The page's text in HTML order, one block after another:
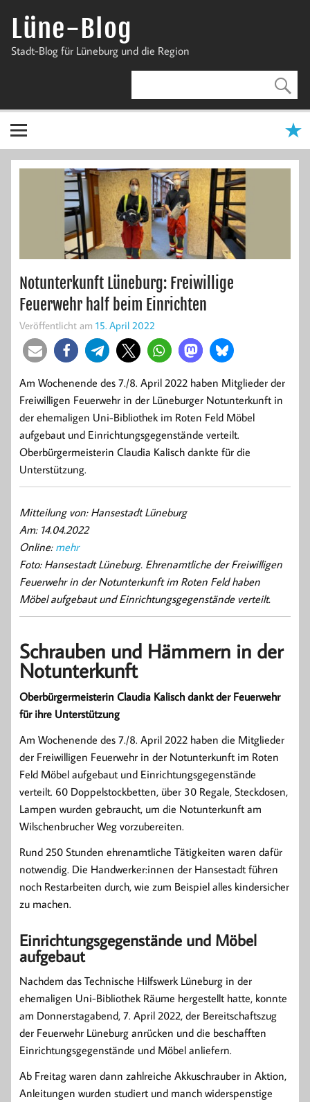
InhaltLüne-Blog
Stadt-Blog für Lüneburg und die Region
Notunterkunft Lüneburg: Freiwillige
Feuerwehr half beim Einrichten
Veröffentlicht am 15. April 2022
Am Wochenende des 7./8. April 2022 haben Mitglieder der
Freiwilligen Feuerwehr in der Lüneburger Notunterkunft in
der ehemaligen Uni-Bibliothek im Roten Feld Möbel
aufgebaut und Einrichtungsgegenstände verteilt.
Oberbürgermeisterin Claudia Kalisch dankte für die
Unterstützung.
Mitteilung von: Hansestadt Lüneburg
Am: 14.04.2022
Online: mehr
Foto: Hansestadt Lüneburg. Ehrenamtliche der Freiwilligen
Feuerwehr in der Notunterkunft im Roten Feld haben
Möbel aufgebaut und Einrichtungsgegenstände verteilt.
Schrauben und Hämmern in der
Notunterkunft
Oberbürgermeisterin Claudia Kalisch dankt der Feuerwehr
für ihre Unterstützung
Am Wochenende des 7./8. April 2022 haben die Mitglieder
der Freiwilligen Feuerwehr in der Notunterkunft im Roten
Feld Möbel aufgebaut und Einrichtungsgegenstände
verteilt. 60 Doppelstockbetten, über 30 Regale, Steckdosen,
Lampen wurden gebraucht, um die Notunterkunft am
Wilschenbrucher Weg vorzubereiten.
Rund 250 Stunden ehrenamtliche Tätigkeiten waren dafür
notwendig. Die Handwerker:innen der Hansestadt führen
noch Restarbeiten durch, wie zum Beispiel alles kindersicher
zu machen.
Einrichtungsgegenstände und Möbel
aufgebaut
Nachdem das Technische Hilfswerk Lüneburg in der
ehemaligen Uni-Bibliothek Räume hergestellt hatte, konnte
am Donnerstagabend, 7. April 2022, der Bereitschaftszug
der Feuerwehr Lüneburg anrücken und die beschafften
Einrichtungsgegenstände und Möbel anliefern.
Ab Freitag waren dann zahlreiche Akkuschrauber in Aktion,
Anleitungen wurden studiert und manch widerspenstige